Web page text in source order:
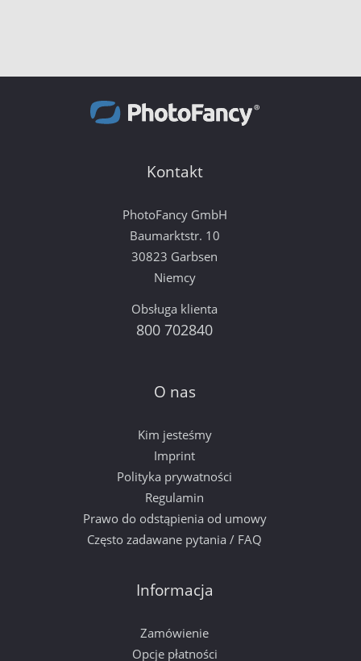
Kontakt
PhotoFancy GmbH
Baumarktstr. 10
30823 Garbsen
Niemcy
Obsługa klienta
800 702840
O nas
Kim jesteśmy
Imprint
Polityka prywatności
Regulamin
Prawo do odstąpienia od umowy
Często zadawane pytania / FAQ
Informacja
Zamówienie
Opcje płatności